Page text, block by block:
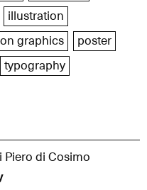
illustration
graphics
poster
typography
Piero di Cosimo